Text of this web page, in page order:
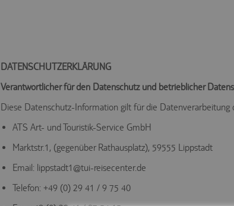
DATENSCHUTZERKLÄRUNG
Verantwortlicher für den Datenschutz und betrieblicher
Diese Datenschutz-Information gilt für die
ATS Art- und Touristik-Service GmbH
Marktstr.1, (gegenüber Rathausplatz), 59555 Lippstadt
Email: lippstadt1@tui-reisecenter.de
Telefon: +49 (0) 29 41 / 9 75 40